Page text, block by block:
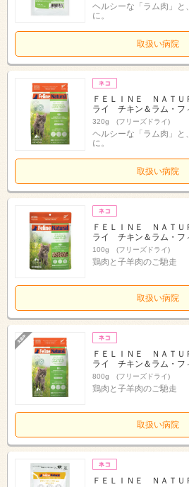
ヘルシーな「ラム肉」と
に。
取扱い病院
ＦＥＬＩＮＥ ＮＡＴ
ライ チキン＆ラム・フ
320g (フリーズドライ)
ヘルシーな「ラム肉」と
に。
取扱い病院
ＦＥＬＩＮＥ ＮＡＴ
ライ チキン＆ラム・フ
100g (フリーズドライ)
鶏肉と子羊肉のご馳走
取扱い病院
ＦＥＬＩＮＥ ＮＡＴ
ライ チキン＆ラム・フ
800g (フリーズドライ)
鶏肉と子羊肉のご馳走
取扱い病院
ＦＥＬＩＮＥ ＮＡＴ